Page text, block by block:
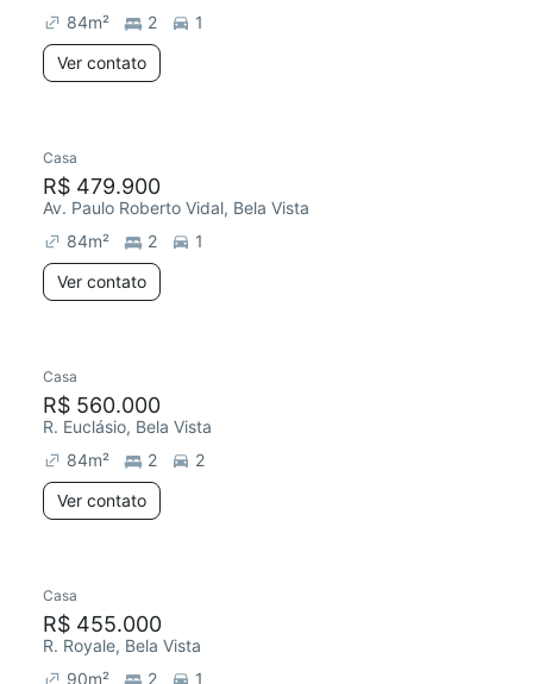
84m² 2
1
Ver contato
Casa
R$ 479.900
Av. Paulo Roberto Vidal, Bela Vista
84m² 2
1
Ver contato
Casa
R$ 560.000
R. Euclásio, Bela Vista
84m² 2
2
Ver contato
Casa
R$ 455.000
R. Royale, Bela Vista
90m² 2 1